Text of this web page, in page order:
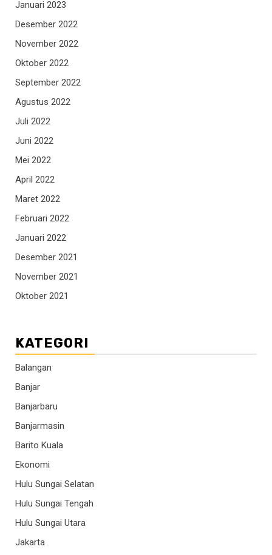
Januari 2023
Desember 2022
November 2022
Oktober 2022
September 2022
Agustus 2022
Juli 2022
Juni 2022
Mei 2022
April 2022
Maret 2022
Februari 2022
Januari 2022
Desember 2021
November 2021
Oktober 2021
KATEGORI
Balangan
Banjar
Banjarbaru
Banjarmasin
Barito Kuala
Ekonomi
Hulu Sungai Selatan
Hulu Sungai Tengah
Hulu Sungai Utara
Jakarta